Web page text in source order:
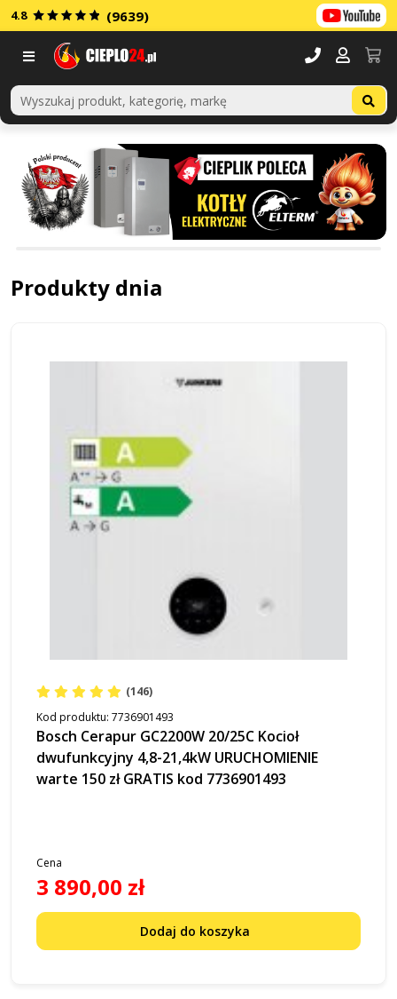
4.8 (9639)
Cieplo24.pl - sklep internetowy z
Produkty dnia
(146)
Kod produktu: 7736901493
Bosch Cerapur GC2200W 20/25C Kocioł
dwufunkcyjny 4,8-21,4kW URUCHOMIENIE
warte 150 zł GRATIS kod 7736901493
Cena
3 890,00 zł
Dodaj do koszyka